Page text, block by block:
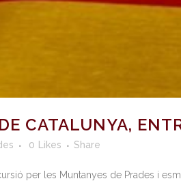
CATALUNYA,
0 Likes Share
per les Muntanyes de Prades i